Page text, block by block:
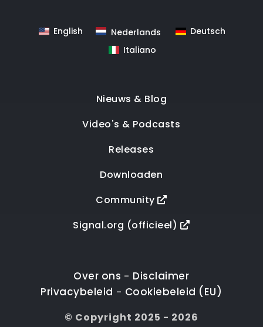
English Nederlands
Deutsch
Italiano
Nieuws & Blog
Video's & Podcasts
Releases
Downloaden
Community
Signal.org (officieel)
Over ons - Disclaimer
Privacybeleid - Cookiebeleid (EU)
© Copyright 2025 - 2026